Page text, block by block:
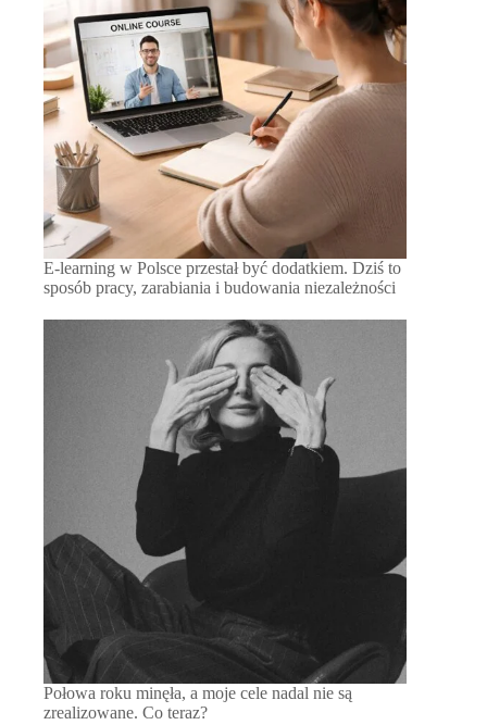
E-learning w Polsce przestał być dodatkiem. Dziś to
sposób pracy, zarabiania i budowania niezależności
Połowa roku minęła, a moje cele nadal nie są
zrealizowane. Co teraz?